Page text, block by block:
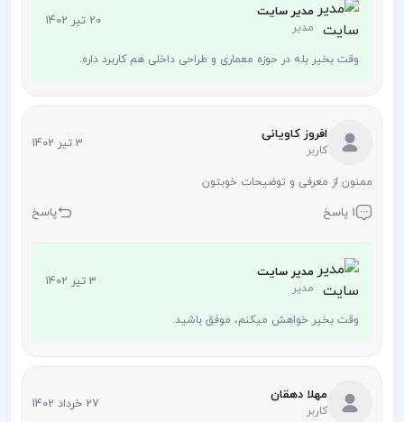
مدیر سایت
مدیر 20 تیر 1402
وقت بخیر بله در حوزه معماری و طراحی داخلی هم کاربرد داره.
افروز کاویانی
کاربر 3 تیر 1402
ممنون از معرفی و توضیحات خوبتون
1 پاسخ پاسخ
مدیر سایت
مدیر 3 تیر 1402
وقت بخیر خواهش میکنم، موفق باشید.
مهلا دهقان
کاربر 27 خرداد 1402